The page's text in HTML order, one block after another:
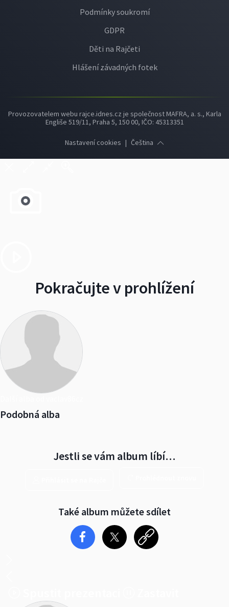
Podmínky soukromí
GDPR
Děti na Rajčeti
Hlášení závadných fotek
Provozovatelem webu rajce.idnes.cz je společnost MAFRA, a. s., Karla
Engliše 519/11, Praha 5, 150 00, IČO: 45313351
Nastavení cookies | Čeština
Pokračujte v prohlížení
Podobná alba
Jestli se vám album líbí…
Také album můžete sdílet